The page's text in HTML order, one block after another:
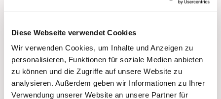
Diese Webseite verwendet Cookies
Wir verwenden Cookies, um Inhalte und Anzeigen zu
personalisieren, Funktionen für soziale Medien anbieten
zu können und die Zugriffe auf unsere Website zu
analysieren. Außerdem geben wir Informationen zu Ihrer
Verwendung unserer Website an unsere Partner für
und Cornelia Kuhle-Schnepelgehören die
Andacht, das gemeinsame Kaffeetrinken, Zeit für
Gespräche, ein wechselndes Angebot von
Literarischem (von fröhlich bis nachdenklich, von
frech bis fromm), auch mit Gästen von außerhalb,
und manchmal auch ein Ausflug.